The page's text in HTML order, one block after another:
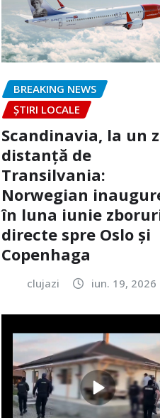
BREAKING NEWS
ȘTIRI LOCALE
Scandinavia, la un
distanță de
Transilvania:
Norwegian
în luna iunie
directe spre Oslo și
Copenhaga
clujazi iun. 19, 2026